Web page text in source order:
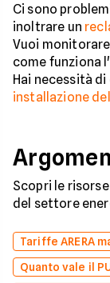
Ci sono
inoltrare un
Vuoi
come funziona l'
Hai necessità
installazione
Scopri le
del settore
Tariffe ARERA
Quanto vale il